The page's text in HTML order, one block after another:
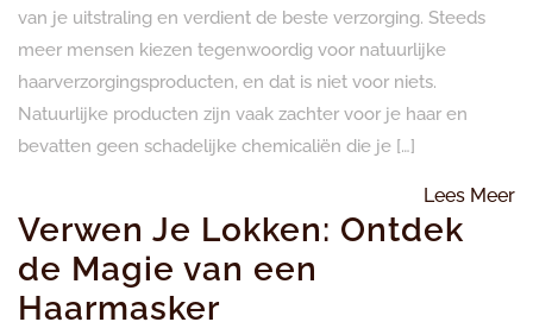
van je uitstraling en verdient de beste verzorging. Steeds
meer mensen kiezen tegenwoordig voor natuurlijke
haarverzorgingsproducten, en dat is niet voor niets.
Natuurlijke producten zijn vaak zachter voor je haar en
bevatten geen schadelijke chemicaliën die je […]
Lees Meer
Verwen Je Lokken: Ontdek
de Magie van een
Haarmasker